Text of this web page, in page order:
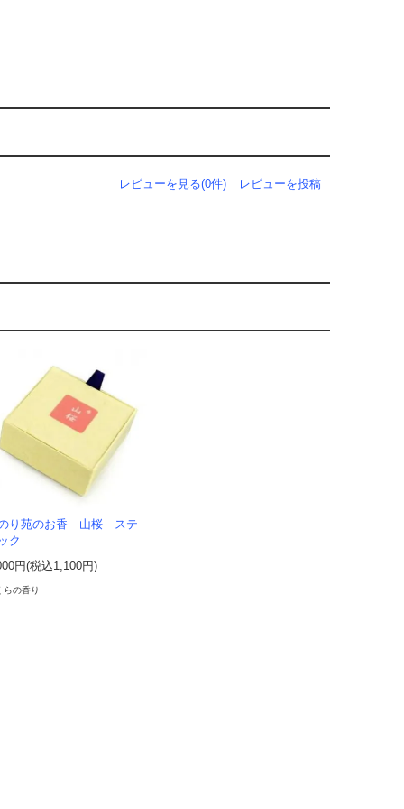
レビューを見る(0件) レビューを投稿
り苑のお香 山桜 ステ
ク
円(税込1,100円)
らの香り